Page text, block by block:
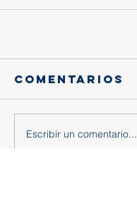
Comentarios
Escribir un comentario...